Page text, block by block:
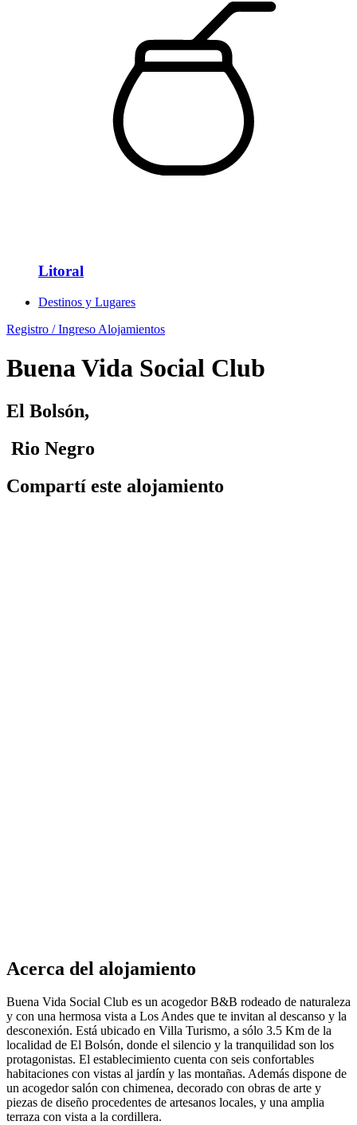
Litoral
Destinos y Lugares
Registro / Ingreso Alojamientos
Buena Vida Social Club
El Bolsón,
Rio Negro
Compartí este alojamiento
Acerca del alojamiento
Buena Vida Social Club es un acogedor B&B rodeado de naturaleza
y con una hermosa vista a Los Andes que te invitan al descanso y la
desconexión. Está ubicado en Villa Turismo, a sólo 3.5 Km de la
localidad de El Bolsón, donde el silencio y la tranquilidad son los
protagonistas. El establecimiento cuenta con seis confortables
habitaciones con vistas al jardín y las montañas. Además dispone de
un acogedor salón con chimenea, decorado con obras de arte y
piezas de diseño procedentes de artesanos locales, y una amplia
terraza con vista a la cordillera.